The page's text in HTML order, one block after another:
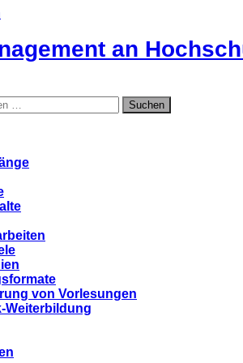
an
von Vorlesungen
Weiterbildung